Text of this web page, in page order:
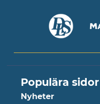
Populära sidor
Nyheter